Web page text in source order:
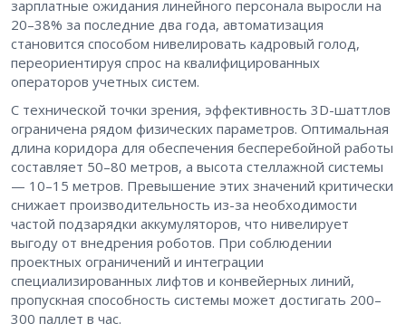
зарплатные ожидания линейного персонала выросли на
20–38% за последние два года, автоматизация
становится способом нивелировать кадровый голод,
переориентируя спрос на квалифицированных
операторов учетных систем.
С технической точки зрения, эффективность 3D-шаттлов
ограничена рядом физических параметров. Оптимальная
длина коридора для обеспечения бесперебойной работы
составляет 50–80 метров, а высота стеллажной системы
— 10–15 метров. Превышение этих значений критически
снижает производительность из-за необходимости
частой подзарядки аккумуляторов, что нивелирует
выгоду от внедрения роботов. При соблюдении
проектных ограничений и интеграции
специализированных лифтов и конвейерных линий,
пропускная способность системы может достигать 200–
300 паллет в час.